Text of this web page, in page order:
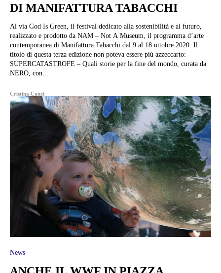
DI MANIFATTURA TABACCHI
Al via God Is Green, il festival dedicato alla sostenibilità e al futuro,
realizzato e prodotto da NAM – Not A Museum, il programma d’arte
contemporanea di Manifattura Tabacchi dal 9 al 18 ottobre 2020. Il
titolo di questa terza edizione non poteva essere più azzeccarto:
SUPERCATASTROFE – Quali storie per la fine del mondo, curata da
NERO, con...
Cristina Canci
News